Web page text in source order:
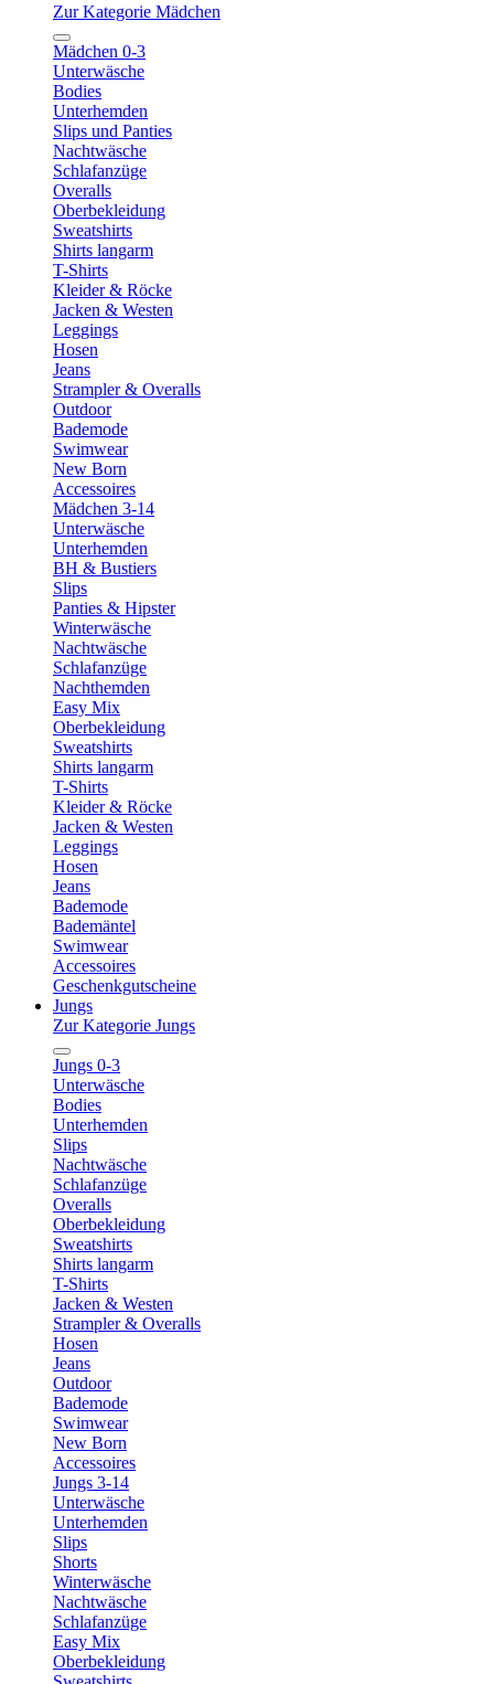
Zur Kategorie Mädchen
Mädchen 0-3
Unterwäsche
Bodies
Unterhemden
Slips und Panties
Nachtwäsche
Schlafanzüge
Overalls
Oberbekleidung
Sweatshirts
Shirts langarm
T-Shirts
Kleider & Röcke
Jacken & Westen
Leggings
Hosen
Jeans
Strampler & Overalls
Outdoor
Bademode
Swimwear
New Born
Accessoires
Mädchen 3-14
Unterwäsche
Unterhemden
BH & Bustiers
Slips
Panties & Hipster
Winterwäsche
Nachtwäsche
Schlafanzüge
Nachthemden
Easy Mix
Oberbekleidung
Sweatshirts
Shirts langarm
T-Shirts
Kleider & Röcke
Jacken & Westen
Leggings
Hosen
Jeans
Bademode
Bademäntel
Swimwear
Accessoires
Geschenkgutscheine
Jungs
Zur Kategorie Jungs
Jungs 0-3
Unterwäsche
Bodies
Unterhemden
Slips
Nachtwäsche
Schlafanzüge
Overalls
Oberbekleidung
Sweatshirts
Shirts langarm
T-Shirts
Jacken & Westen
Strampler & Overalls
Hosen
Jeans
Outdoor
Bademode
Swimwear
New Born
Accessoires
Jungs 3-14
Unterwäsche
Unterhemden
Slips
Shorts
Winterwäsche
Nachtwäsche
Schlafanzüge
Easy Mix
Oberbekleidung